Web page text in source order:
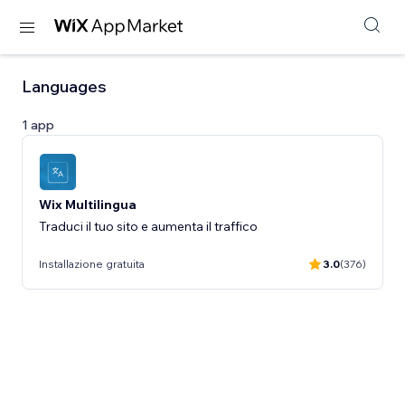
Languages
1 app
Wix Multilingua
Traduci il tuo sito e aumenta il traffico
Installazione gratuita 3.0(376)